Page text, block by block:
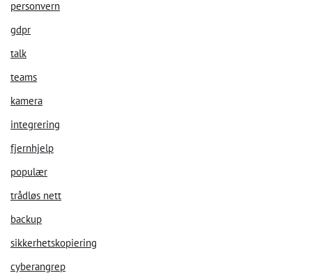
personvern
gdpr
talk
teams
kamera
integrering
fjernhjelp
populær
trådløs nett
backup
sikkerhetskopiering
cyberangrep